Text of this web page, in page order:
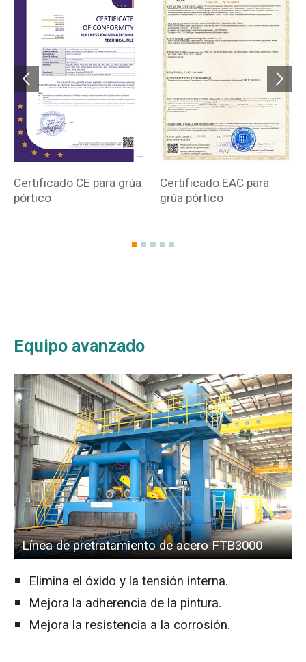
Certificado CE para grúa
pórtico
Certificado EAC para
grúa pórtico
Equipo avanzado
Línea de pretratamiento de acero FTB3000
Elimina el óxido y la tensión interna.
Mejora la adherencia de la pintura.
Mejora la resistencia a la corrosión.